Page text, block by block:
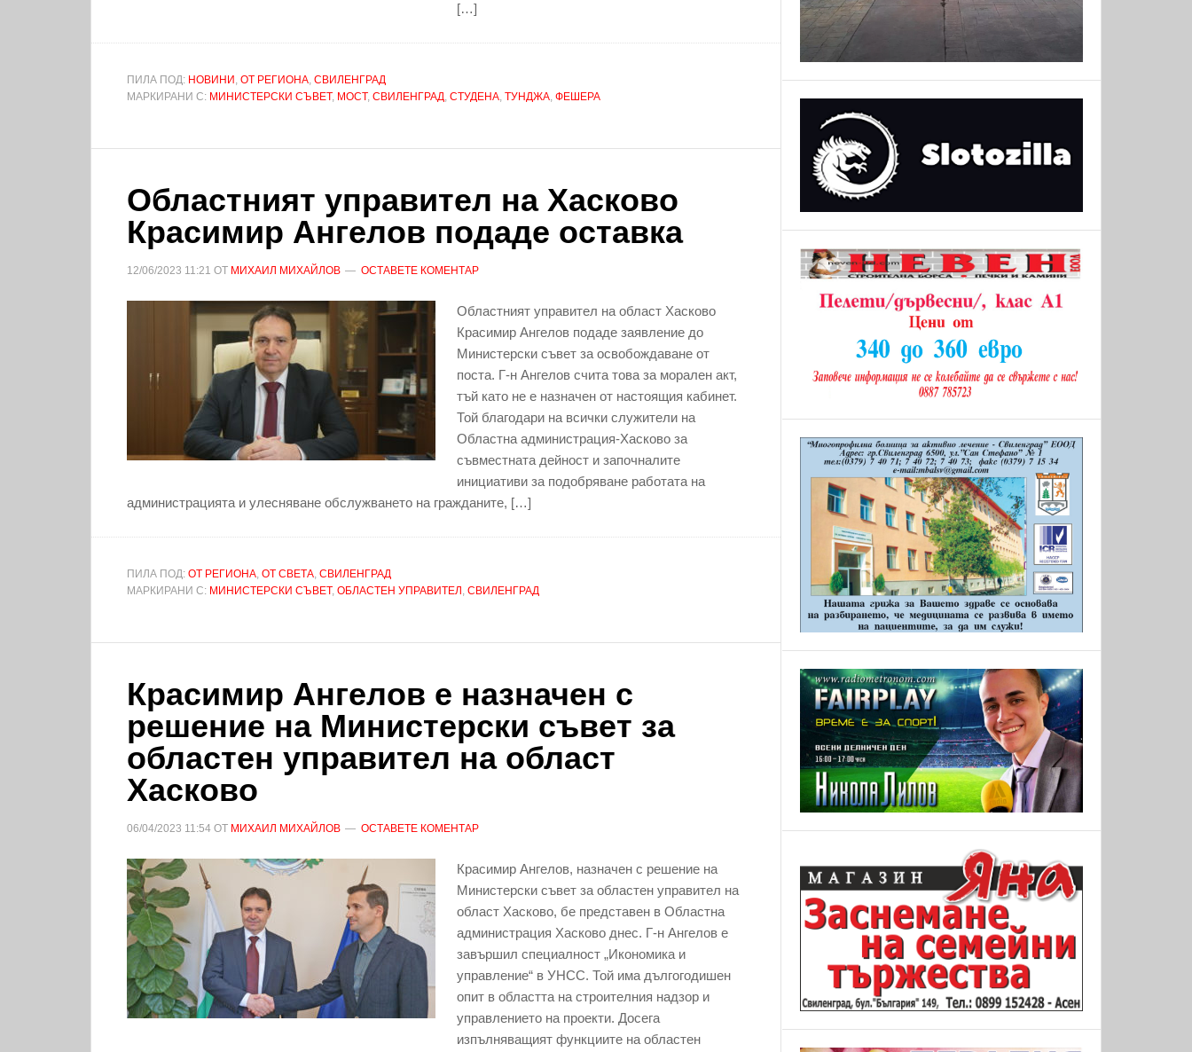
[…]
ПИЛА ПОД: НОВИНИ , ОТ РЕГИОНА, СВИЛЕНГРАД
МАРКИРАНИ С: МИНИСТЕРСКИ СЪВЕТ, МОСТ, СВИЛЕНГРАД, СТУДЕНА, ТУНДЖА, ФЕШЕРА
Областният управител на Хасково
Красимир Ангелов подаде оставка
12/06/2023 11:21 ОТ МИХАИЛ МИХАЙЛОВ ОСТАВЕТЕ КОМЕНТАР
Областният управител на област Хасково
Красимир Ангелов подаде заявление до
Министерски съвет за освобождаване от
поста. Г-н Ангелов счита това за морален акт,
тъй като не е назначен от настоящия кабинет.
Той благодари на всички служители на
Областна администрация-Хасково за
съвместната дейност и започналите
инициативи за подобряване работата на
администрацията и улесняване обслужването на гражданите, […]
ПИЛА ПОД: ОТ РЕГИОНА, ОТ СВЕТА, СВИЛЕНГРАД
МАРКИРАНИ С: МИНИСТЕРСКИ СЪВЕТ, ОБЛАСТЕН УПРАВИТЕЛ , СВИЛЕНГРАД
Красимир Ангелов е назначен с
решение на Министерски съвет за
областен управител на област
Хасково
06/04/2023 11:54 ОТ МИХАИЛ МИХАЙЛОВ ОСТАВЕТЕ КОМЕНТАР
Красимир Ангелов, назначен с решение на
Министерски съвет за областен управител на
област Хасково, бе представен в Областна
администрация Хасково днес. Г-н Ангелов е
завършил специалност „Икономика и
управление“ в УНСС. Той има дългогодишен
опит в областта на строителния надзор и
управлението на проекти. Досега
изпълняващият функциите на областен